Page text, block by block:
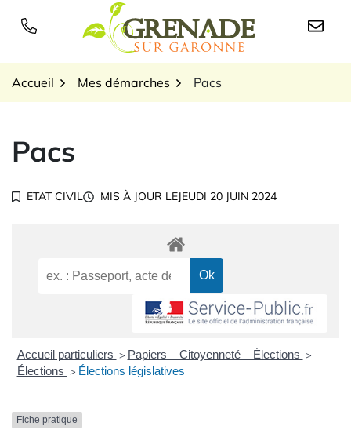
Logo Grenade sur
Accueil Mes démarches Pacs
Pacs
ETAT CIVIL MIS À JOUR LEJEUDI 20 JUIN 2024
Accueil particuliers > Papiers – Citoyenneté – Élections >
Élections > Élections législatives
Fiche pratique